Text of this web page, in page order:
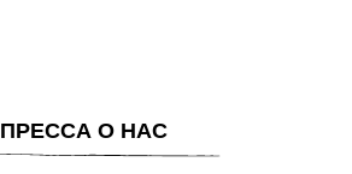
ПРЕССА О НАС